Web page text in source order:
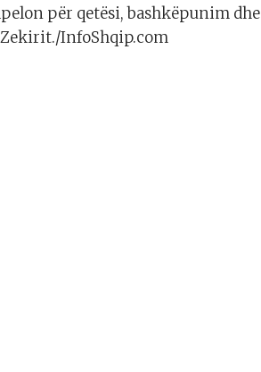
për qetësi, bashkëpunim dhe
InfoShqip.com